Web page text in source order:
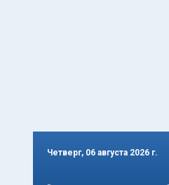
Четверг, 06 августа 2026 г.